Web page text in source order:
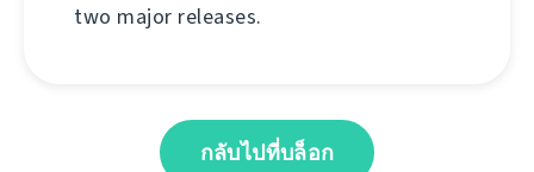
two major releases.
กลับไปที่บล็อก